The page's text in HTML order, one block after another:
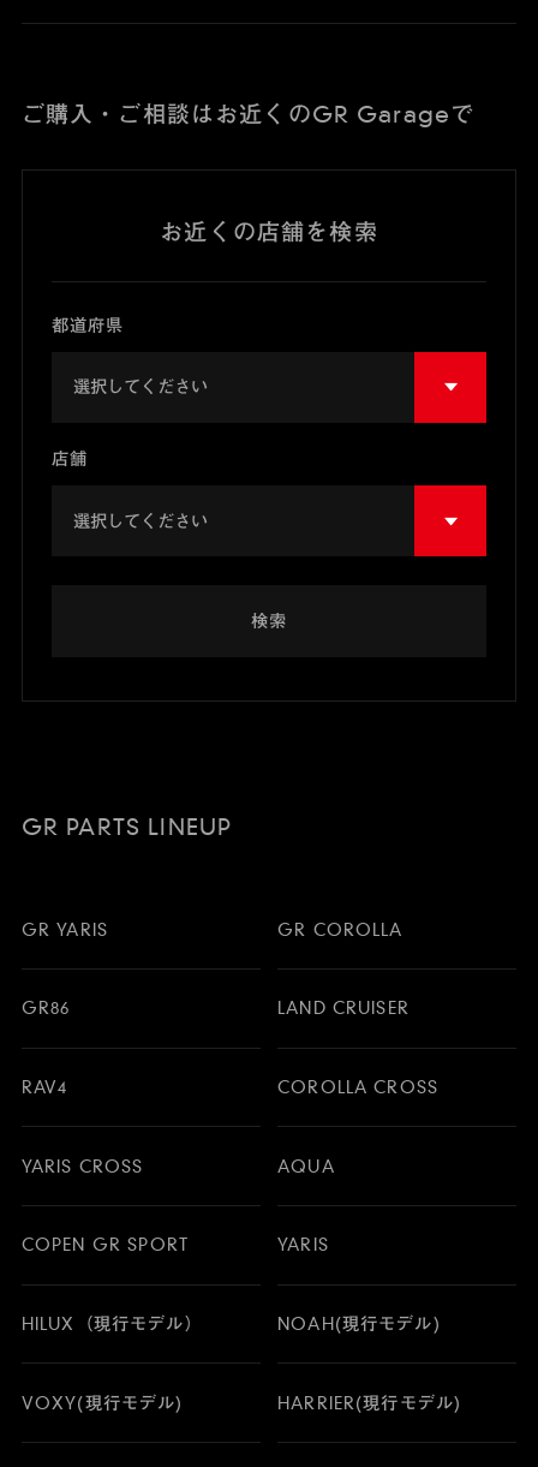
ご購入・ご相談はお近くのGR Garageで
お近くの店舗を検索
都道府県
店舗
検索
GR PARTS LINEUP
GR YARIS GR COROLLA
GR86 LAND CRUISER
RAV4 COROLLA CROSS
YARIS CROSS AQUA
COPEN GR SPORT YARIS
HILUX（現行モデル） NOAH(現行モデル)
VOXY(現行モデル) HARRIER(現行モデル)